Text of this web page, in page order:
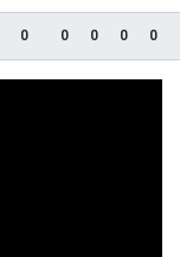
0 0 0 0 0